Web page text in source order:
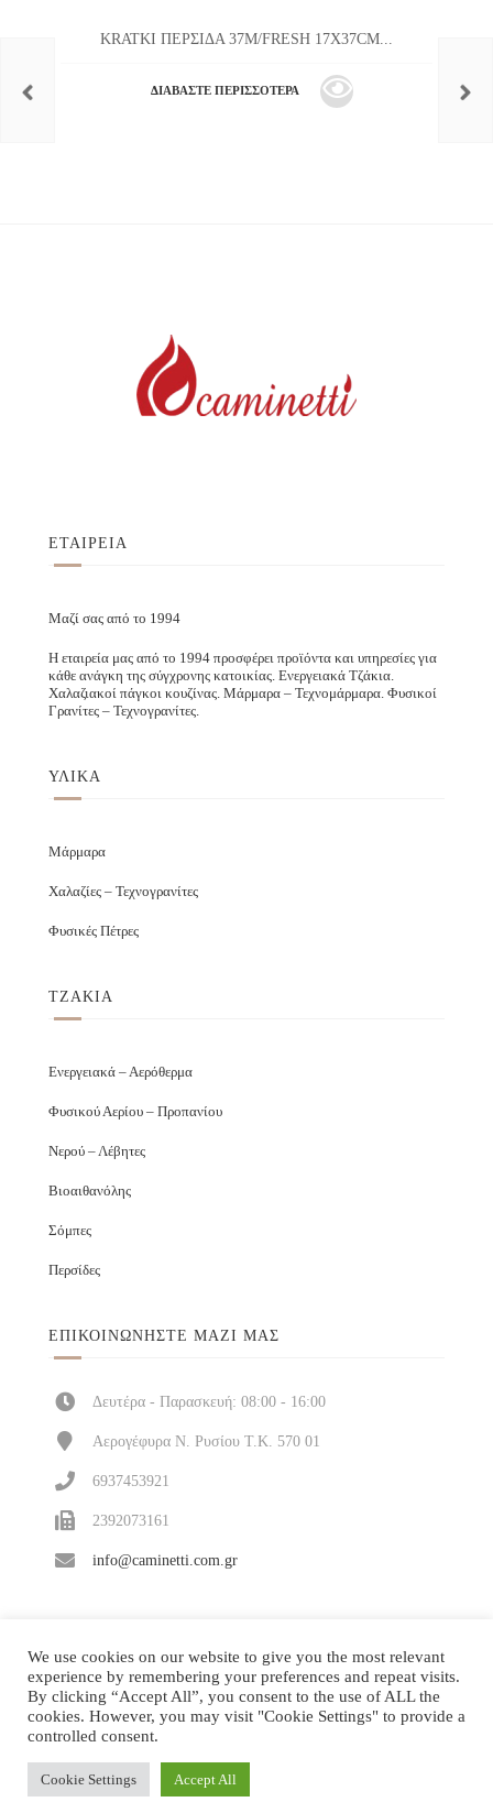
KRATKI ΠΕΡΣΙΔΑ 37M/FRESH 17X37CM...
ΔΙΑΒΆΣΤΕ ΠΕΡΙΣΣΌΤΕΡΑ
ΕΤΑΙΡΕΙΑ
Μαζί σας από το 1994
Η εταιρεία μας από το 1994 προσφέρει προϊόντα και υπηρεσίες για
κάθε ανάγκη της σύγχρονης κατοικίας. Ενεργειακά Τζάκια.
Χαλαζιακοί πάγκοι κουζίνας. Μάρμαρα – Τεχνομάρμαρα. Φυσικοί
Γρανίτες – Τεχνογρανίτες.
ΥΛΙΚΑ
Μάρμαρα
Χαλαζίες – Τεχνογρανίτες
Φυσικές Πέτρες
ΤΖΑΚΙΑ
Ενεργειακά – Αερόθερμα
Φυσικού Αερίου – Προπανίου
Νερού – Λέβητες
Βιοαιθανόλης
Σόμπες
Περσίδες
ΕΠΙΚΟΙΝΩΝΉΣΤΕ ΜΑΖΊ ΜΑΣ
Δευτέρα - Παρασκευή: 08:00 - 16:00
Αερογέφυρα Ν. Ρυσίου Τ.Κ. 570 01
6937453921
2392073161
info@caminetti.com.gr
Κατασκευή και υποστήριξηΔΙΠΛΟ ΚΛΙΚ
We use cookies on our website to give you the most relevant
experience by remembering your preferences and repeat visits.
By clicking “Accept All”, you consent to the use of ALL the
cookies. However, you may visit "Cookie Settings" to provide a
controlled consent.
Cookie Settings Accept All